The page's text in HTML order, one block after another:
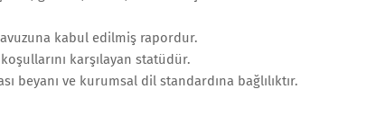
kabul edilmiş rapordur.
karşılayan statüdür.
beyanı ve kurumsal dil standardına bağlılıktır.